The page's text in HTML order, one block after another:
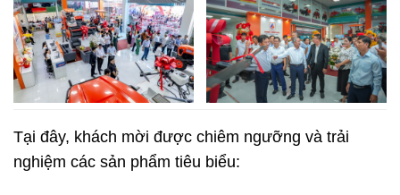
Tại đây, khách mời được chiêm ngưỡng và trải
nghiệm các sản phẩm tiêu biểu: